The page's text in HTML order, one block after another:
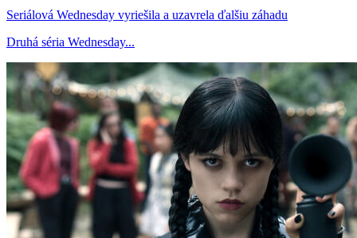
Seriálová Wednesday vyriešila a uzavrela ďalšiu záhadu
Druhá séria Wednesday...